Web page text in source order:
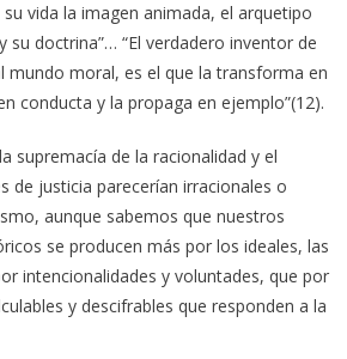
vida la imagen animada, el arquetipo
su doctrina”… “El verdadero inventor de
mundo moral, es el que la transforma en
conducta y la propaga en ejemplo”(12).
supremacía de la racionalidad y el
de justicia parecerían irracionales o
aunque sabemos que nuestros
se producen más por los ideales, las
intencionalidades y voluntades, que por
y descifrables que responden a la